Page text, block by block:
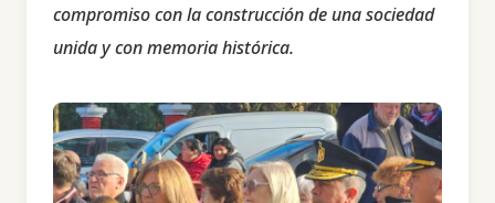
compromiso con la construcción de una sociedad
unida y con memoria histórica.